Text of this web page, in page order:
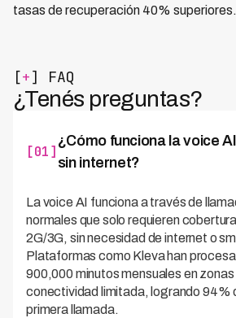
tasas de recuperación 40% superiores.
[+] FAQ
¿Tenés preguntas?
[01]
¿Cómo funciona la voice
sin internet?
La voice AI funciona a través de
normales que solo requieren
2G/3G, sin necesidad de internet o
Plataformas como Kleva han
900,000 minutos mensuales en
conectividad limitada, logrando 94%
primera llamada.